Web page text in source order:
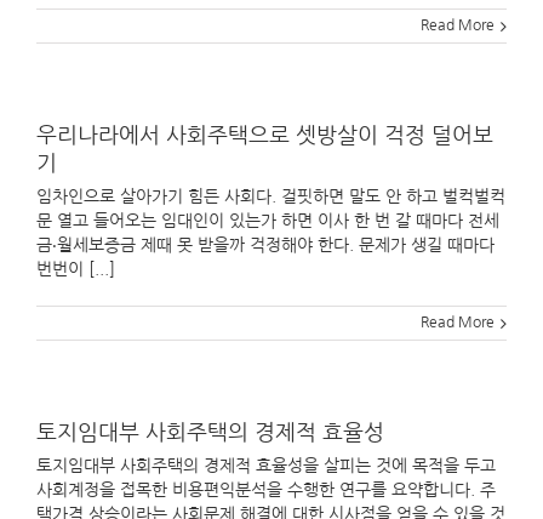
Read More
우리나라에서 사회주택으로 셋방살이 걱정 덜어보
기
임차인으로 살아가기 힘든 사회다. 걸핏하면 말도 안 하고 벌컥벌컥
문 열고 들어오는 임대인이 있는가 하면 이사 한 번 갈 때마다 전세
금‧월세보증금 제때 못 받을까 걱정해야 한다. 문제가 생길 때마다
번번이 [...]
Read More
토지임대부 사회주택의 경제적 효율성
토지임대부 사회주택의 경제적 효율성을 살피는 것에 목적을 두고
사회계정을 접목한 비용편익분석을 수행한 연구를 요약합니다. 주
택가격 상승이라는 사회문제 해결에 대한 시사점을 얻을 수 있을 것